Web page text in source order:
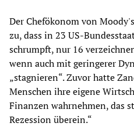
Der Chefökonom von
zu, dass in 23 US-
schrumpft, nur 16
wenn auch mit geringerer
„stagnieren“. Zuvor hatte
Menschen ihre eigene
Finanzen wahrnehmen, das
Rezession überein.“